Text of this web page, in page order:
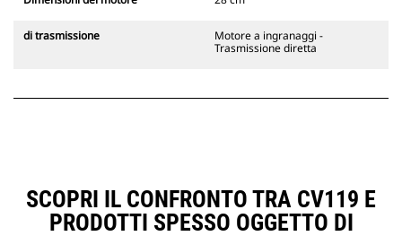
di trasmissione
Motore a ingranaggi -
Trasmissione diretta
SCOPRI IL CONFRONTO TRA CV119 E
PRODOTTI SPESSO OGGETTO DI